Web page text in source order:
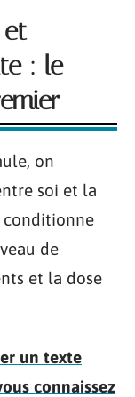
: le
on
soi et la
conditionne
de
et la dose
un texte
connaissez